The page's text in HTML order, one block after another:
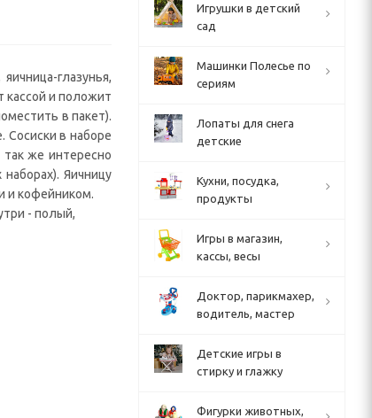
глазунья,
кассой и положит
в пакет).
Сосиски в наборе
же интересно
Яичницу
и кофейником.
- полый,
Игрушки в детский
сад
Машинки Полесье по
сериям
Лопаты для снега
детские
Кухни, посудка,
продукты
Игры в магазин,
кассы, весы
Доктор, парикмахер,
водитель, мастер
Детские игры в
стирку и глажку
Фигурки животных,